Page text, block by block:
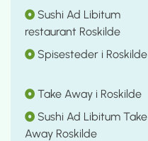
Sushi Ad Libitum
restaurant Roskilde
Spisesteder i Roskilde
Take Away i Roskilde
Sushi Ad Libitum Take
Away Roskilde